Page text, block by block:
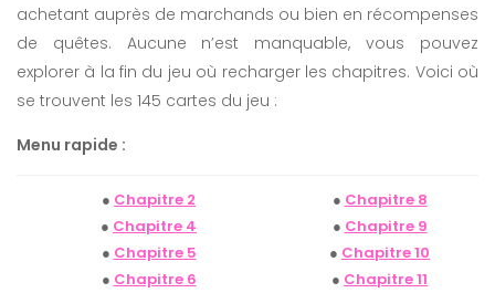
achetant auprès de marchands ou bien en récompenses
de quêtes. Aucune n’est manquable, vous pouvez
explorer à la fin du jeu où recharger les chapitres. Voici où
se trouvent les 145 cartes du jeu :
Menu rapide :
● Chapitre 2
● Chapitre 4
● Chapitre 5
● Chapitre 6
● Chapitre 8
● Chapitre 9
● Chapitre 10
● Chapitre 11